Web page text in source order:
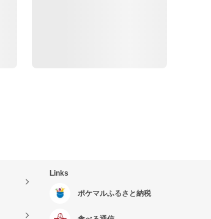
Links
ポケマルふるさと納税